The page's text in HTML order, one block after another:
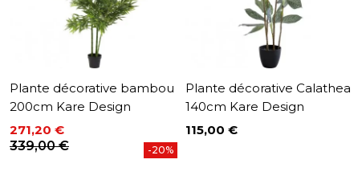
Plante décorative bambou
200cm Kare Design
Prix
271,20 €
Prix de base
339,00 € -20%
Plante décorative Calathea
140cm Kare Design
Prix
115,00 €